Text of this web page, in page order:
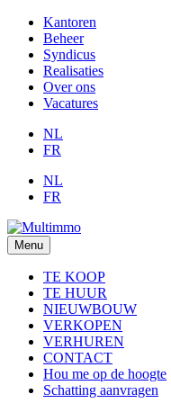
Kantoren
Beheer
Syndicus
Realisaties
Over ons
Vacatures
NL
FR
NL
FR
Menu
TE KOOP
TE HUUR
NIEUWBOUW
VERKOPEN
VERHUREN
CONTACT
Hou me op de hoogte
Schatting aanvragen